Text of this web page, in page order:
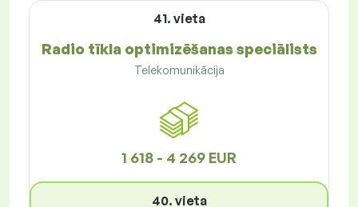
41. vieta
Radio tīkla optimizēšanas speciālists
Telekomunikācija
1 618 - 4 269 EUR
40. vieta